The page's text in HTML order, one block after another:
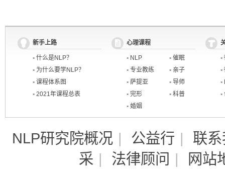
新手上路
▪ 什么是NLP？
▪ 为什么要学NLP？
▪ 课程体系图
▪ 2021年课程总表
心理课程
▪ NLP ▪ 催眠
▪ 专业教练 ▪ 亲子
▪ 萨提亚 ▪ 导师
▪ 完形 ▪ 科普
▪ 婚姻
▪
▪
▪
▪
NLP研究院概况 | 公益行 |
联
采 | 法律顾问 |
网站